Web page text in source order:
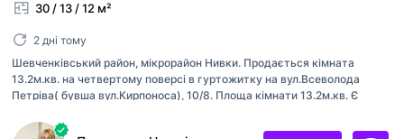
30 / 13 / 12 м²
2 дні тому
Шевченківський район, мікрорайон Нивки. Продається кімната
13.2м.кв. на четвертому поверсі в гуртожитку на вул.Всеволода
Петріва( бувша вул.Кирпоноса), 10/8. Площа кімнати 13.2м.кв. Є
У продавця 100% право власності . Кухня і санвузол загального